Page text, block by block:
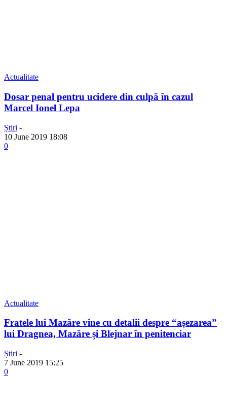
Actualitate
Dosar penal pentru ucidere din culpă în cazul
Marcel Ionel Lepa
Știri -
10 June 2019 18:08
0
Actualitate
Fratele lui Mazăre vine cu detalii despre “așezarea”
lui Dragnea, Mazăre și Blejnar în penitenciar
Știri -
7 June 2019 15:25
0